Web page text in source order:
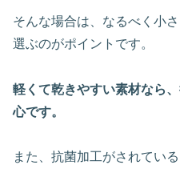
そんな場合は、なるべく小
選ぶのがポイントです。
軽くて乾きやすい素材なら
心です。
また、抗菌加工がされてい